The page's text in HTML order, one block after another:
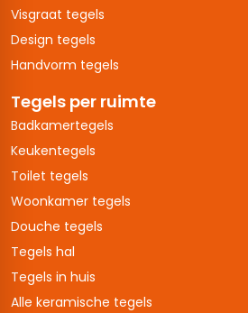
Visgraat tegels
Design tegels
Handvorm tegels
Tegels per ruimte
Badkamertegels
Keukentegels
Toilet tegels
Woonkamer tegels
Douche tegels
Tegels hal
Tegels in huis
Alle keramische tegels